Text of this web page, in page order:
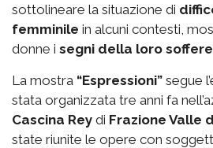
sottolineare la situazione di
femminile in alcuni contesti,
donne i segni della loro
La mostra “Espressioni” segue
stata organizzata tre anni fa
Cascina Rey di Frazione Valle
state riunite le opere con